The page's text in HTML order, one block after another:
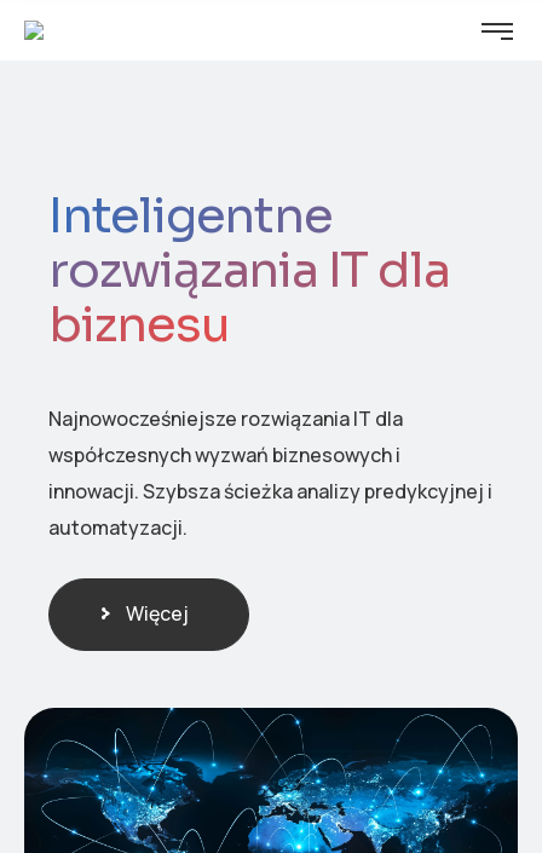
Najnowocześniejsze rozwiązania IT dla
współczesnych wyzwań biznesowych i
innowacji. Szybsza ścieżka analizy predykcyjnej i
automatyzacji.
Więcej
Inteligentne
rozwiązania IT dla
biznesu